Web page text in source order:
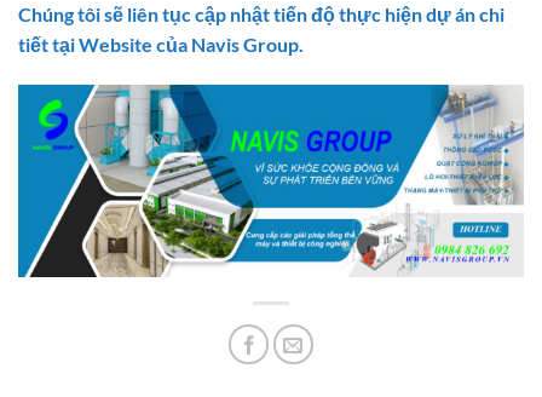
Chúng tôi sẽ liên tục cập nhật tiến độ thực hiện dự án chi
tiết tại Website của Navis Group.